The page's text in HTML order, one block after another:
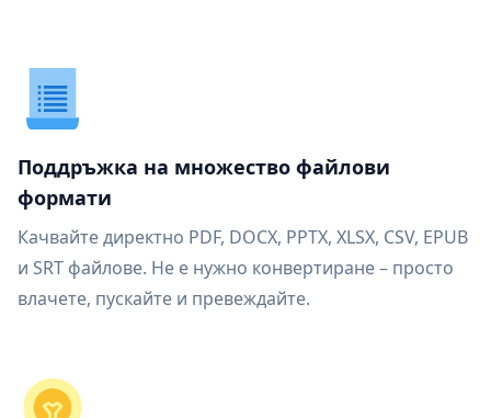
Поддръжка на множество файлови
формати
Качвайте директно PDF, DOCX, PPTX, XLSX, CSV, EPUB
и SRT файлове. Не е нужно конвертиране – просто
влачете, пускайте и превеждайте.